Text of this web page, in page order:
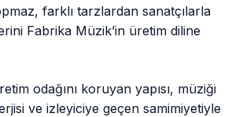
farklı tarzlardan sanatçılarla
Fabrika Müzik’in üretim diline
odağını koruyan yapısı, müziği
ve izleyiciye geçen samimiyetiyle